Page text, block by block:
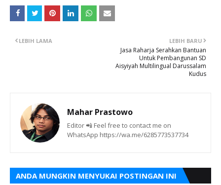
LEBIH BARU
Jasa Raharja Serahkan Bantuan
Untuk Pembangunan SD
Aisyiyah Multilingual Darussalam
Kudus
LEBIH LAMA
Mahar Prastowo
Editor 📲 Feel free to contact me on
WhatsApp https://wa.me/6285773537734
ANDA MUNGKIN MENYUKAI POSTINGAN INI